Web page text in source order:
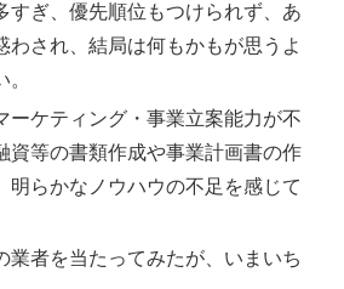
すぎ、優先順位もつけられず、あ
わされ、結局は何もかもが思うよ
ーケティング・事業立案能力が不
資等の書類作成や事業計画書の作
明らかなノウハウの不足を感じて
業者を当たってみたが、いまいち